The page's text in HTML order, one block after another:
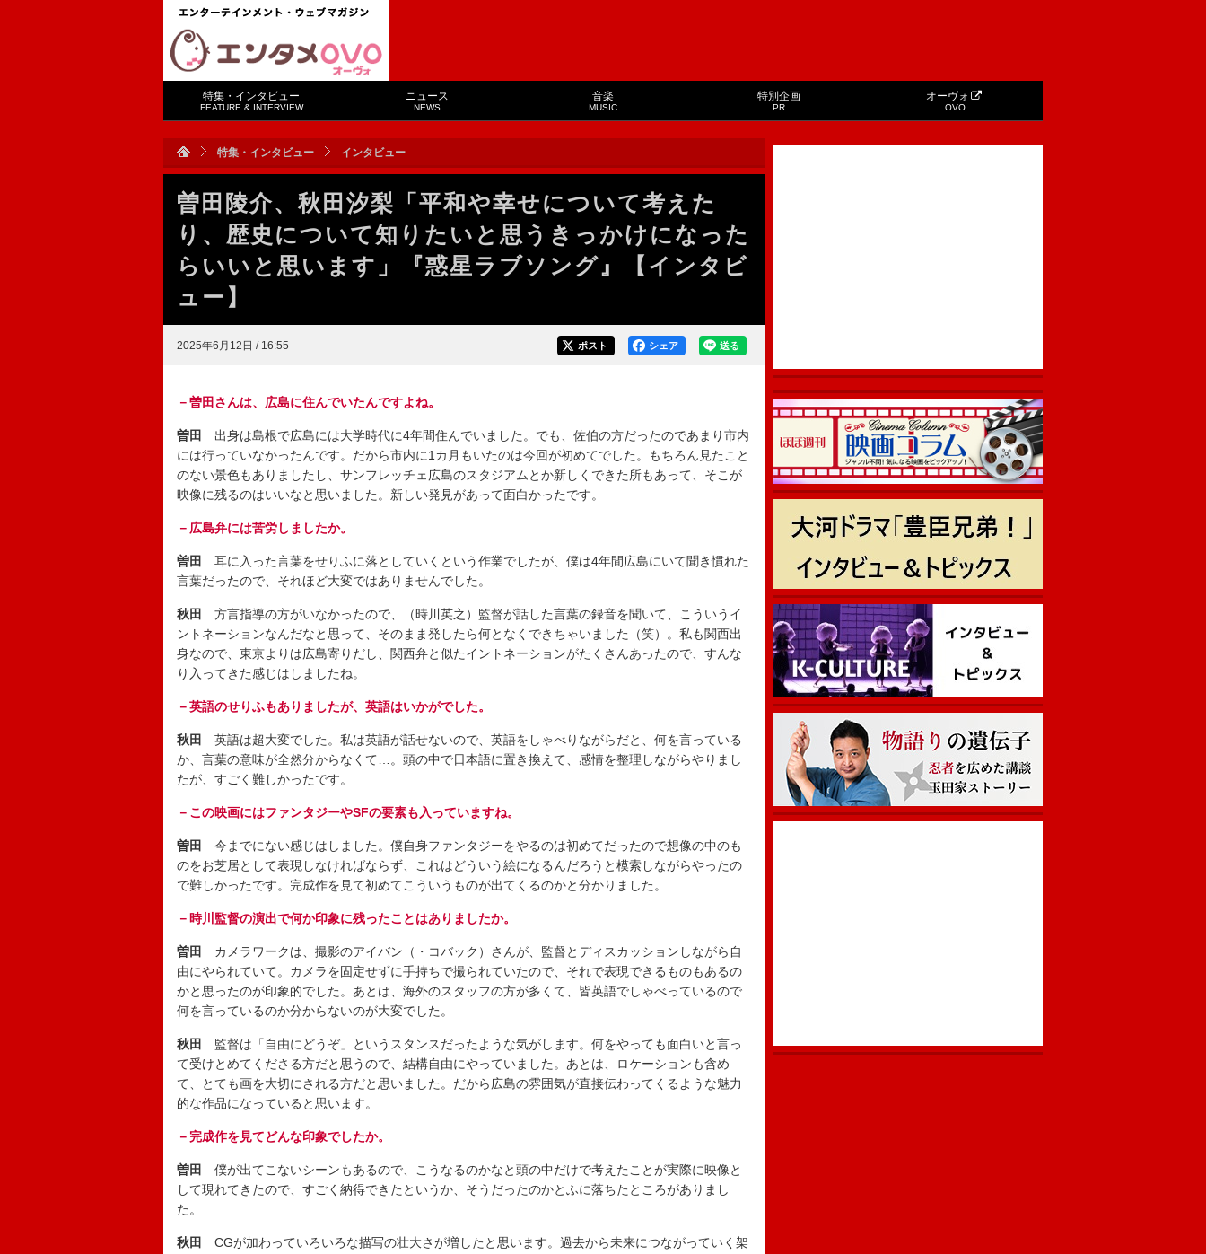
特集・インタビュー
FEATURE & INTERVIEW
ニュース
NEWS
音楽
MUSIC
特別企画
PR
オーヴォ
OVO
特集・インタビュー インタビュー
曽田陵介、秋田汐梨「平和や幸せについて考えた
り、歴史について知りたいと思うきっかけになった
らいいと思います」『惑星ラブソング』【インタビ
ュー】
2025年6月12日 / 16:55 送る
シェア
ポスト
－曽田さんは、広島に住んでいたんですよね。
曽田
出身は島根で広島には大学時代に4年間住んでいました。でも、佐伯の方だったのであまり市内
には行っていなかったんです。だから市内に1カ月もいたのは今回が初めてでした。もちろん見たこと
のない景色もありましたし、サンフレッチェ広島のスタジアムとか新しくできた所もあって、そこが
映像に残るのはいいなと思いました。新しい発見があって面白かったです。
－広島弁には苦労しましたか。
曽田
耳に入った言葉をせりふに落としていくという作業でしたが、僕は4年間広島にいて聞き慣れた
言葉だったので、それほど大変ではありませんでした。
秋田
方言指導の方がいなかったので、（時川英之）監督が話した言葉の録音を聞いて、こういうイ
ントネーションなんだなと思って、そのまま発したら何となくできちゃいました（笑）。私も関西出
身なので、東京よりは広島寄りだし、関西弁と似たイントネーションがたくさんあったので、すんな
り入ってきた感じはしましたね。
－英語のせりふもありましたが、英語はいかがでした。
秋田
英語は超大変でした。私は英語が話せないので、英語をしゃべりながらだと、何を言っている
か、言葉の意味が全然分からなくて…。頭の中で日本語に置き換えて、感情を整理しながらやりまし
たが、すごく難しかったです。
－この映画にはファンタジーやSFの要素も入っていますね。
曽田
今までにない感じはしました。僕自身ファンタジーをやるのは初めてだったので想像の中のも
のをお芝居として表現しなければならず、これはどういう絵になるんだろうと模索しながらやったの
で難しかったです。完成作を見て初めてこういうものが出てくるのかと分かりました。
－時川監督の演出で何か印象に残ったことはありましたか。
曽田
カメラワークは、撮影のアイバン（・コバック）さんが、監督とディスカッションしながら自
由にやられていて。カメラを固定せずに手持ちで撮られていたので、それで表現できるものもあるの
かと思ったのが印象的でした。あとは、海外のスタッフの方が多くて、皆英語でしゃべっているので
何を言っているのか分からないのが大変でした。
秋田
監督は「自由にどうぞ」というスタンスだったような気がします。何をやっても面白いと言っ
て受けとめてくださる方だと思うので、結構自由にやっていました。あとは、ロケーションも含め
て、とても画を大切にされる方だと思いました。だから広島の雰囲気が直接伝わってくるような魅力
的な作品になっていると思います。
－完成作を見てどんな印象でしたか。
曽田
僕が出てこないシーンもあるので、こうなるのかなと頭の中だけで考えたことが実際に映像と
して現れてきたので、すごく納得できたというか、そうだったのかとふに落ちたところがありまし
た。
秋田
CGが加わっていろいろな描写の壮大さが増したと思います。過去から未来につながっていく架